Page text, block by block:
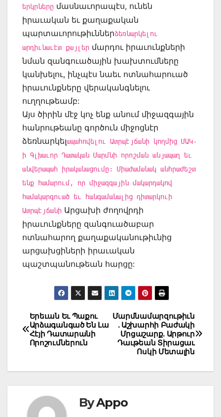
երկրները մասնաւորապէս, ունեն
իրաւական եւ քաղաքական
պարտաւորութիւններձեռնարկելու
արդիւնաւէտ քայլեր մարդու իրաւունքների
նման զանգուածային խախտումները
կանխելու, ինչպէս նաեւ ոտնահարուած
իրաւունքները վերականգնելու
ուղղութեամբ:
Այս ծիրին մէջ կոչ ենք անում միջազգային
հանրութեանը գործուն միջոցնէր
ձեռնարկելապահովելու Ատրպէյճանի կողմից ՄԱԿ-
ի Գլխաւոր Դատական Մարմնի որոշման անյապաղ եւ
անվերապահ իրականացումը: Միաժամանակ անհրաժեշտ
ենք համարում, որ միջազգային մակարդակով
համակարգուած եւ հանգամանալից դիտարկուի
Ատրպէյճանի Արցախի ժողովրդի
իրաւունքները զանգուածաբար
ոտնահարող քաղաքականութիւնից
արցախցիների իրաւական
պաշտպանութեան հարցը:
Post
navigation
Մարմնամարզութիւն
. Աշխարհի Բաժակի
Մրցաշարք. Արթուր
Դաւթեան Տիրացաւ
Ոսկի Մետալին
Երեւան Եւ Պաքու
Արձագանգած Են Լա
Հէյի Դատարանի
Որոշումներուն
ByAppo